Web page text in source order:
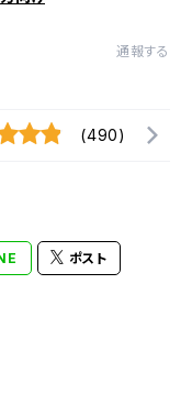
通報する
(490)
ポスト